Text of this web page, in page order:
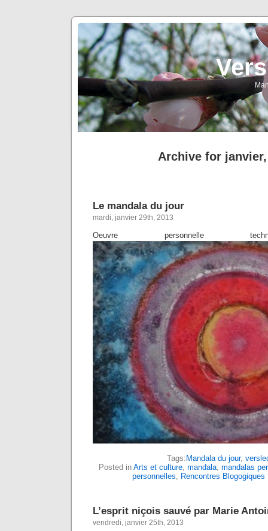
Archive for janvier,
Le mandala du jour
mardi, janvier 29th, 2013
Oeuvre personnelle
Tags:Mandala du jour,
Posted in Arts et culture, mandala, mandalas
personnelles
Rencontres Blogogiques
L’esprit niçois sauvé par Marie
vendredi, janvier 25th, 2013